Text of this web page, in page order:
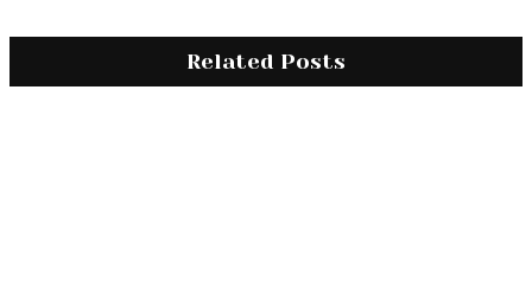
Related Posts